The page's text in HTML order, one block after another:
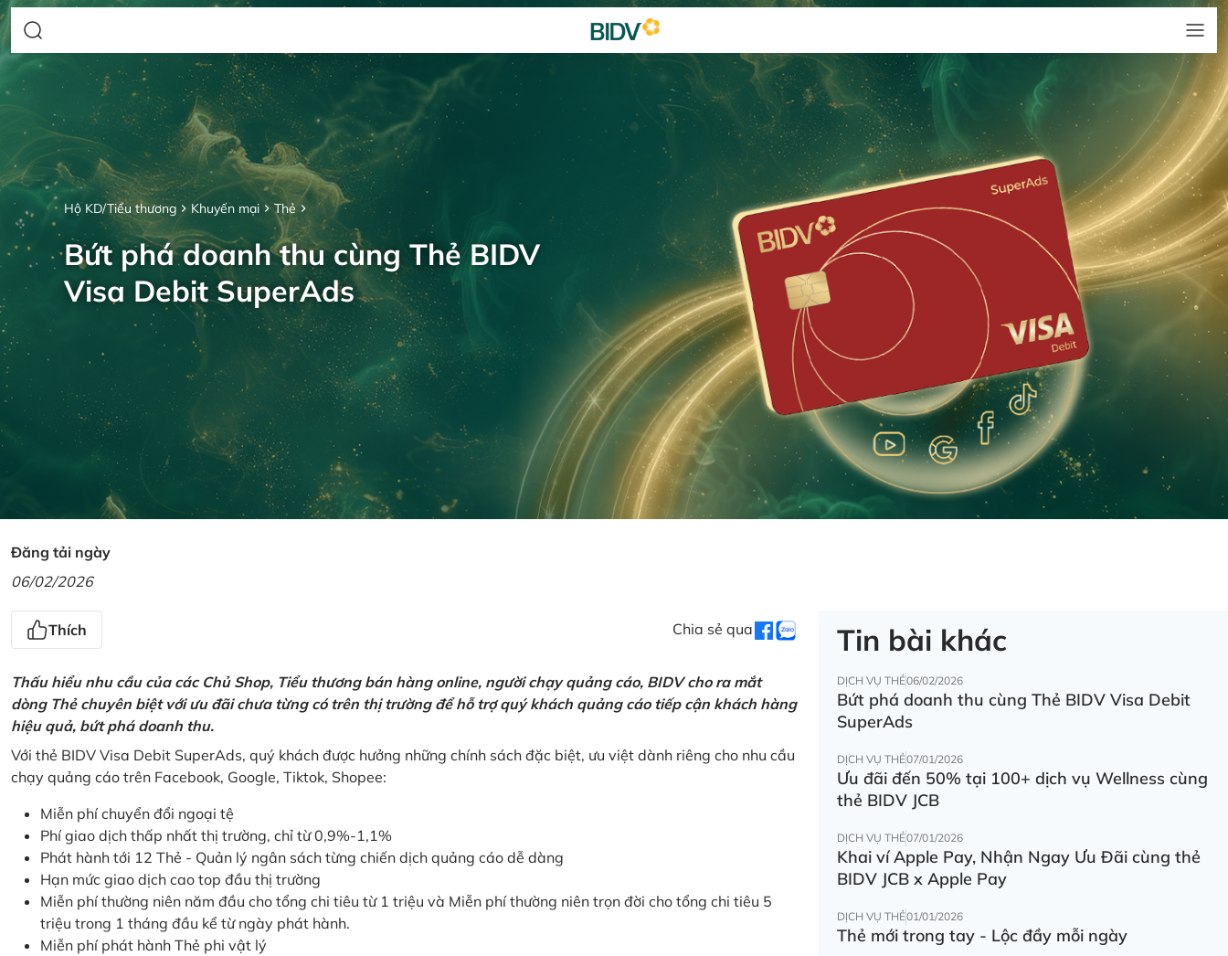
Hộ KD/Tiểu thương Khuyến mại Thẻ
Bứt phá doanh thu cùng Thẻ BIDV
Visa Debit SuperAds
Đăng tải ngày
06/02/2026
Thích Chia sẻ qua
Thấu hiểu nhu cầu của các Chủ Shop, Tiểu thương bán hàng online, người chạy quảng cáo, BIDV cho ra mắt
dòng Thẻ chuyên biệt với ưu đãi chưa từng có trên thị trường để hỗ trợ quý khách quảng cáo tiếp cận khách hàng
hiệu quả, bứt phá doanh thu.
Với thẻ BIDV Visa Debit SuperAds, quý khách được hưởng những chính sách đặc biệt, ưu việt dành riêng cho nhu cầu
chạy quảng cáo trên Facebook, Google, Tiktok, Shopee:
Miễn phí chuyển đổi ngoại tệ
Phí giao dịch thấp nhất thị trường, chỉ từ 0,9%-1,1%
Phát hành tới 12 Thẻ - Quản lý ngân sách từng chiến dịch quảng cáo dễ dàng
Hạn mức giao dịch cao top đầu thị trường
Miễn phí thường niên năm đầu cho tổng chi tiêu từ 1 triệu và Miễn phí thường niên trọn đời cho tổng chi tiêu 5
triệu trong 1 tháng đầu kể từ ngày phát hành.
Miễn phí phát hành Thẻ phi vật lý
Tin bài khác
DỊCH VỤ THẺ06/02/2026
Bứt phá doanh thu cùng Thẻ BIDV Visa Debit
SuperAds
DỊCH VỤ THẺ07/01/2026
Ưu đãi đến 50% tại 100+ dịch vụ Wellness cùng
thẻ BIDV JCB
DỊCH VỤ THẺ07/01/2026
Khai ví Apple Pay, Nhận Ngay Ưu Đãi cùng thẻ
BIDV JCB x Apple Pay
DỊCH VỤ THẺ01/01/2026
Thẻ mới trong tay - Lộc đầy mỗi ngày